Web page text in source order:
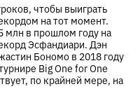
чтобы выиграть
на тот момент.
млн в прошлом году на
Эсфандиари. Дэн
Бономо в 2018 году
Big One for One
по крайней мере, на